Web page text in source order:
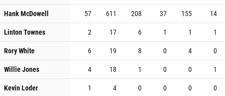
Hank McDowell
57 611 208 37 155
14
Linton Townes
2 17 6 1 1
1
Rory White
6 19 8 0 4
0
Willie Jones
4 18 1 0 0
1
Kevin Loder
1 4 0 0 0 0